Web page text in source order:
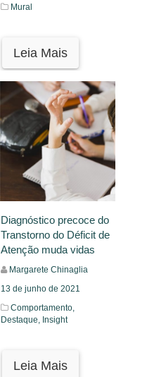
Mural
Leia Mais
Diagnóstico precoce do
Transtorno do Déficit de
Atenção muda vidas
Margarete Chinaglia
13 de junho de 2021
Comportamento,
Destaque, Insight
Leia Mais